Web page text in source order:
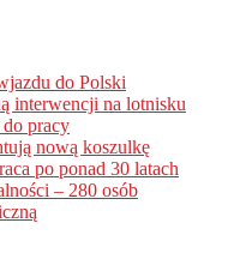
do Polski
interwencji na lotnisku
pracy
nową koszulkę
po ponad 30 latach
– 280 osób